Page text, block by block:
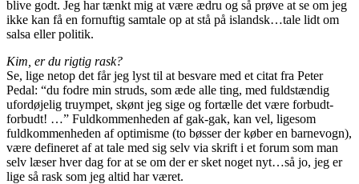
blive godt. Jeg har tænkt mig at være ædru og så prøve at se om jeg
ikke kan få en fornuftig samtale op at stå på islandsk…tale lidt om
salsa eller politik.
Kim, er du rigtig rask?
Se, lige netop det får jeg lyst til at besvare med et citat fra Peter
Pedal: “du fodre min struds, som æde alle ting, med fuldstændig
ufordøjelig truympet, skønt jeg sige og fortælle det være forbudt-
forbudt! …” Fuldkommenheden af gak-gak, kan vel, ligesom
fuldkommenheden af optimisme (to bøsser der køber en barnevogn),
være defineret af at tale med sig selv via skrift i et forum som man
selv læser hver dag for at se om der er sket noget nyt…så jo, jeg er
lige så rask som jeg altid har været.